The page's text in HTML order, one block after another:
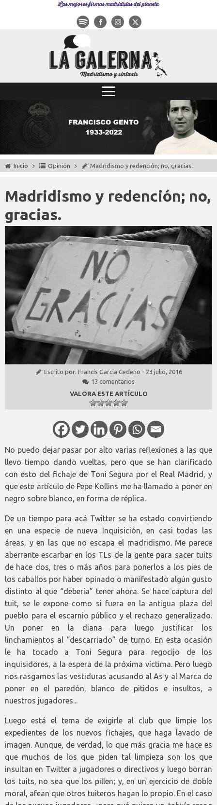
Las mejores firmas madridistas del planeta
Inicio Opinión Madridismo y redención; no, gracias.
Madridismo y redención; no,
gracias.
Escrito por: Francis Garcia Cedeño - 23 julio, 2016
13 comentarios
VALORA ESTE ARTÍCULO
No puedo dejar pasar por alto varias reflexiones a las que
llevo tiempo dando vueltas, pero que se han clarificado
con esto del fichaje de Toni Segura por el Real Madrid, y
que este artículo de Pepe Kollins me ha llamado a poner en
negro sobre blanco, en forma de réplica.
De un tiempo para acá Twitter se ha estado convirtiendo
en una especie de nueva Inquisición, en casi todas las
áreas, y en las que no escapa el madridismo. Me parece
aberrante escarbar en los TLs de la gente para sacer tuits
de hace dos, tres o más años para ponerlos a los pies de
los caballos por haber opinado o manifestado algún gusto
distinto al que “debería” tener ahora. Se hace captura del
tuit, se le expone como si fuera en la antigua plaza del
pueblo para el escarnio público y el rechazo generalizado.
Un poner en la diana para luego justificar los
linchamientos al “descarriado” de turno. En esta ocasión
le ha tocado a Toni Segura para regocijo de los
inquisidores, a la espera de la próxima víctima. Pero luego
nos rasgamos las vestiduras acusando al As y al Marca de
poner en el paredón, blanco de pitidos e insultos, a
nuestros jugadores...
Luego está el tema de exigirle al club que limpie los
expedientes de los nuevos fichajes, que haga lavado de
imagen. Aunque, de verdad, lo que más gracia me hace es
que muchos de los que piden tal limpieza son los que
insultan en Twitter a jugadores o directivos y luego borran
los tuits, no sea que los pillen; y, en un ejercicio de doble
moral, afean que otros tuiteros hagan lo propio. En el caso